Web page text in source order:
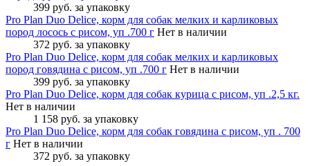
399 руб. за упаковку
Pro Plan Duo Delice, корм для собак мелких и карликовых
пород лосось с рисом, уп .700 г Нет в наличии
372 руб. за упаковку
Pro Plan Duo Delice, корм для собак мелких и карликовых
пород говядина с рисом, уп .700 г Нет в наличии
399 руб. за упаковку
Pro Plan Duo Delice, корм для собак курица с рисом, уп .2,5 кг.
Нет в наличии
1 158 руб. за упаковку
Pro Plan Duo Delice, корм для собак говядина с рисом, уп . 700
г Нет в наличии
372 руб. за упаковку